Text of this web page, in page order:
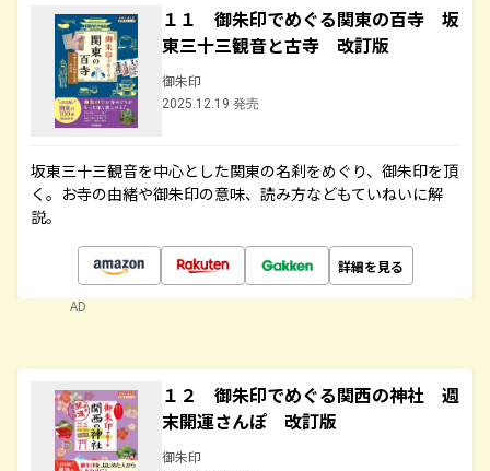
１１ 御朱印でめぐる関東の百寺 坂
東三十三観音と古寺 改訂版
御朱印
2025.12.19 発売
坂東三十三観音を中心とした関東の名刹をめぐり、御朱印を頂
く。お寺の由緒や御朱印の意味、読み方などもていねいに解
説。
詳細を見る
AD
１２ 御朱印でめぐる関西の神社 週
末開運さんぽ 改訂版
御朱印